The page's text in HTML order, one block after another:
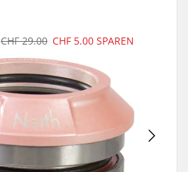
CHF 29.00 CHF 5.00 SPAREN